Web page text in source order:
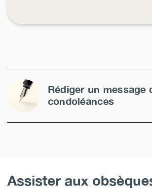
Rédiger un message
condoléances
Assister aux